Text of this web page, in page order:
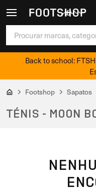
Back to school:
Footshop Sapatos
TÉNIS - MOON